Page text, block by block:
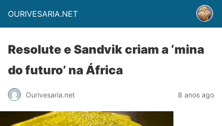
OURIVESARIA.NET
Resolute e Sandvik criam a ‘mina
do futuro’ na África
Ourivesaria.net 8 anos ago